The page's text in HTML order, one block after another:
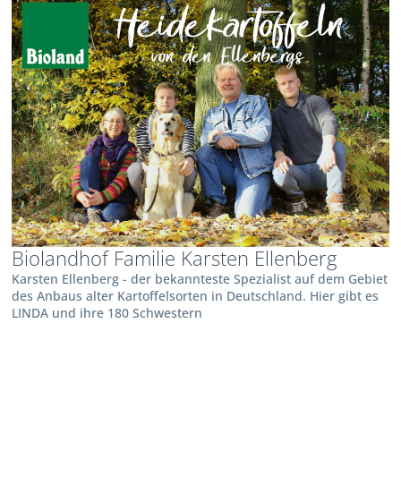
Biolandhof Familie Karsten Ellenberg
Karsten Ellenberg - der bekannteste Spezialist auf dem Gebiet
des Anbaus alter Kartoffelsorten in Deutschland. Hier gibt es
LINDA und ihre 180 Schwestern